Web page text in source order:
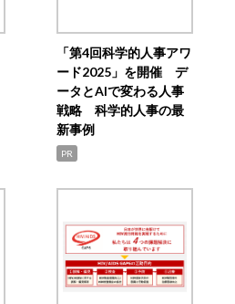
「第4回科学的人事アワ
ード2025」を開催 デ
ータとAIで変わる人事
戦略 科学的人事の最
新事例
PR